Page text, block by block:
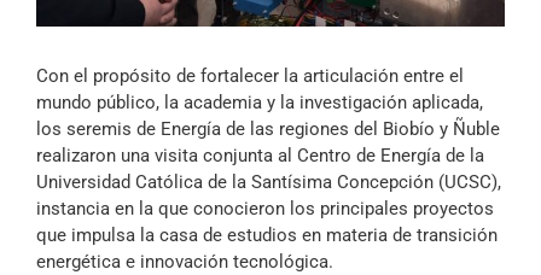
Con el propósito de fortalecer la articulación entre el
mundo público, la academia y la investigación aplicada,
los seremis de Energía de las regiones del Biobío y Ñuble
realizaron una visita conjunta al Centro de Energía de la
Universidad Católica de la Santísima Concepción (UCSC),
instancia en la que conocieron los principales proyectos
que impulsa la casa de estudios en materia de transición
energética e innovación tecnológica.